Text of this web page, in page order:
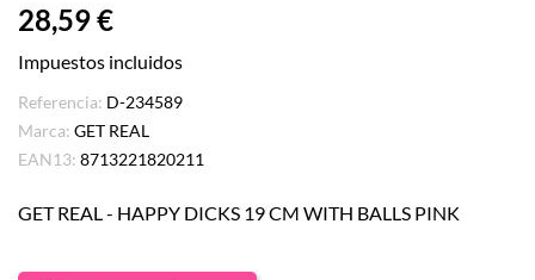
28,59 €
Impuestos incluidos
Referencia: D-234589
Marca: GET REAL
EAN13: 8713221820211
GET REAL - HAPPY DICKS 19 CM WITH BALLS PINK